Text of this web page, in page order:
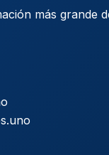
más grande